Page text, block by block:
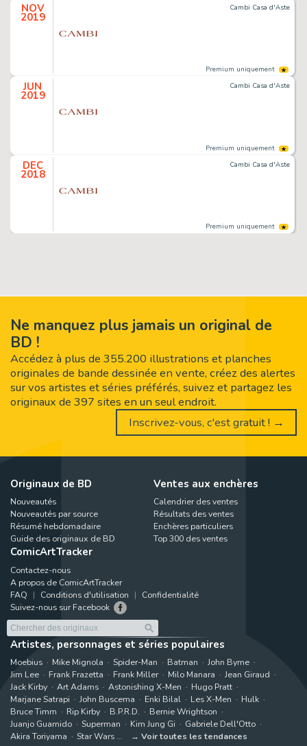
NOV
2019
Cambi Casa d'Aste
Premium uniquement
JUN
2019
Cambi Casa d'Aste
Premium uniquement
DEC
2018
Cambi Casa d'Aste
Premium uniquement
Ne manquez plus jamais un original de
BD !
Accédez à plus de 355.200 illustrations et planches
originales de bande dessinée en vente, créez des alertes
sur vos artistes et séries préférés, suivez et partagez les
originaux de 397 sites en un seul endroit.
Inscrivez-vous, c'est gratuit ! →
Originaux de BD
Nouveautés
Nouveautés par source
Résumé hebdomadaire
Guide des originaux de BD
Ventes aux enchères
Calendrier des ventes
Résultats des ventes
Enchères particuliers
Top 300 des ventes
ComicArtTracker
Contactez-nous
A propos de ComicArtTracker
FAQ
Conditions d'utilisation
Confidentialité
Suivez-nous sur Facebook
Artistes, personnages et séries populaires
Moebius Mike Mignola Spider-Man Batman
John Byrne
Jim Lee
Frank Frazetta Frank Miller Milo Manara
Jean Giraud
Jack Kirby
Art Adams Astonishing X-Men
Hugo Pratt
Marjane Satrapi
John Buscema Enki Bilal Les X-Men
Hulk
Bruce Timm
Rip Kirby B.P.R.D.
Bernie Wrightson
Juanjo Guarnido
Superman Kim Jung Gi
Gabriele Dell'Otto
Akira Toriyama
Star Wars Voir toutes les tendances